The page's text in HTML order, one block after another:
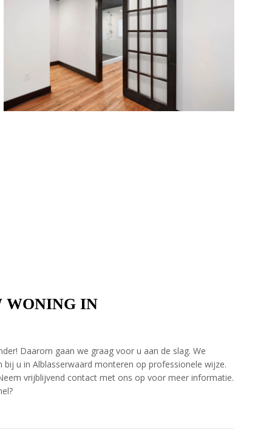
WONING IN
Daarom gaan we graag voor u aan de slag. We
u in Alblasserwaard monteren op professionele wijze.
vrijblijvend contact met ons op voor meer informatie.